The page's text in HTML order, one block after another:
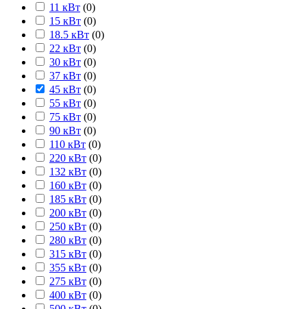
11 кВт (0)
15 кВт (0)
18.5 кВт (0)
22 кВт (0)
30 кВт (0)
37 кВт (0)
45 кВт (0)
55 кВт (0)
75 кВт (0)
90 кВт (0)
110 кВт (0)
220 кВт (0)
132 кВт (0)
160 кВт (0)
185 кВт (0)
200 кВт (0)
250 кВт (0)
280 кВт (0)
315 кВт (0)
355 кВт (0)
275 кВт (0)
400 кВт (0)